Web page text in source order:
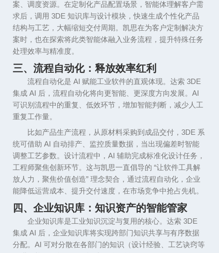
案、调度资源。在定制化产品配置场景，智能体理解客户需
求后，调用3DE知识库与设计模块，快速生成个性化产品
结构与工艺，大幅缩短交付周期。凯思在为客户定制解决方
案时，也在探索将此类智能体融入业务流程，提升特殊任务
处理效率与精准度。
三、流程自动化：释放效率红利
流程自动化是 AI 赋能工业软件的直观体现。达索 3DE
集成AI 后，流程自动化将向更智能、更深度方向发展。AI
可识别流程中的重复、低效环节，增加智能判断，减少人工
重复工作量。
比如产品生产流程，从原材料采购到成品交付， 3DE 系
统可借助AI 自动排产、监控质量数据，当出现偏差时智能
调整工艺参数。设计流程中，AI辅助完成标准化设计任务，
工程师聚焦创新环节。这与凯思一直倡导的“让软件工具解
放人力，聚焦价值创造”理念契合，通过流程自动化，企业
能降低运营成本、提升交付速度，在市场竞争中抢占先机。
四、企业知识库：知识资产的智能管家
企业知识库是工业知识沉淀与复用的核心。达索 3DE
集成AI 后，企业知识库将实现跨部门知识共享与有序数据
分配。AI可对分散在各部门的知识（设计经验、工艺诀窍等